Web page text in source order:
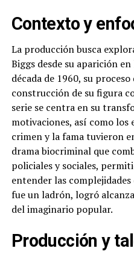
Contexto y
La producción busca
Biggs desde su aparición
década de 1960, su
construcción de su figura
serie se centra en su
motivaciones, así como los
crimen y la fama tuvieron
drama biocriminal que
policiales y sociales,
entender las
fue un ladrón, logró
del imaginario popular.
Producción y